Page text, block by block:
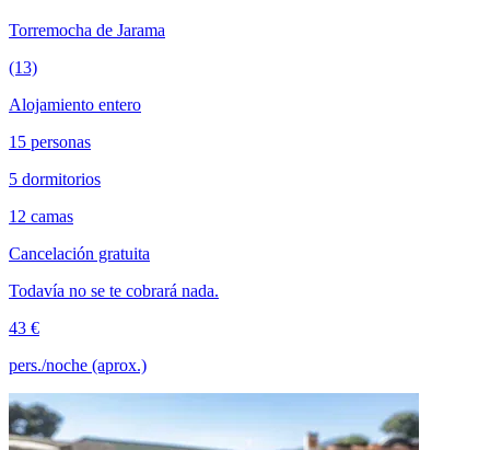
Torremocha de Jarama
(13)
Alojamiento entero
15 personas
5 dormitorios
12 camas
Cancelación gratuita
Todavía no se te cobrará nada.
43 €
pers./noche (aprox.)